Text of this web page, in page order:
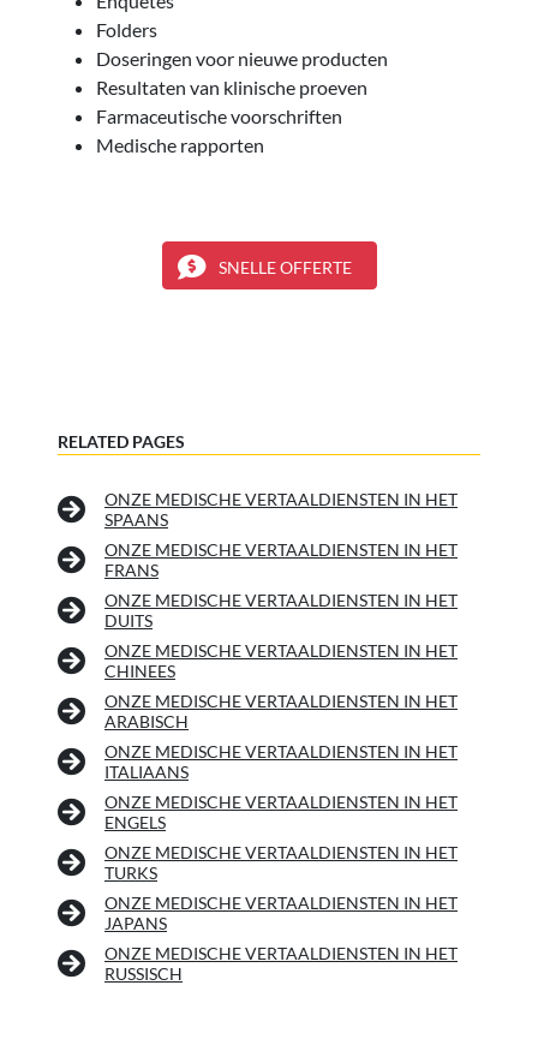
Folders
Doseringen voor nieuwe producten
Resultaten van klinische proeven
Farmaceutische voorschriften
Medische rapporten
SNELLE OFFERTE
RELATED PAGES
ONZE MEDISCHE VERTAALDIENSTEN IN HET
SPAANS
ONZE MEDISCHE VERTAALDIENSTEN IN HET
FRANS
ONZE MEDISCHE VERTAALDIENSTEN IN HET
DUITS
ONZE MEDISCHE VERTAALDIENSTEN IN HET
CHINEES
ONZE MEDISCHE VERTAALDIENSTEN IN HET
ARABISCH
ONZE MEDISCHE VERTAALDIENSTEN IN HET
ITALIAANS
ONZE MEDISCHE VERTAALDIENSTEN IN HET
ENGELS
ONZE MEDISCHE VERTAALDIENSTEN IN HET
TURKS
ONZE MEDISCHE VERTAALDIENSTEN IN HET
JAPANS
ONZE MEDISCHE VERTAALDIENSTEN IN HET
RUSSISCH